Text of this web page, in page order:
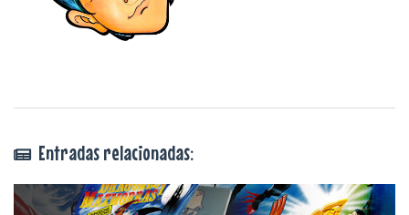
Entradas relacionadas: